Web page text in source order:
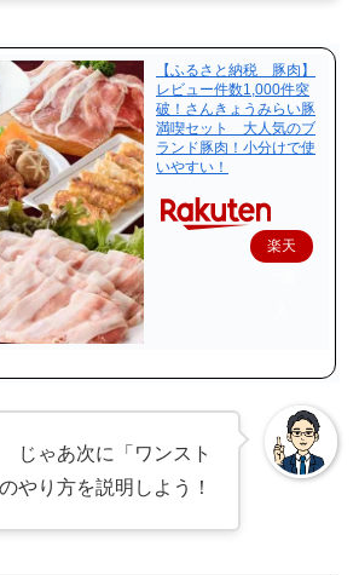
【ふるさと納税 豚肉】
レビュー件数1,000件突
破！さんきょうみらい豚
満喫セット 大人気のブ
ランド豚肉！小分けで使
いやすい！
楽天
じゃあ次に「ワンスト
やり方を説明しよう！